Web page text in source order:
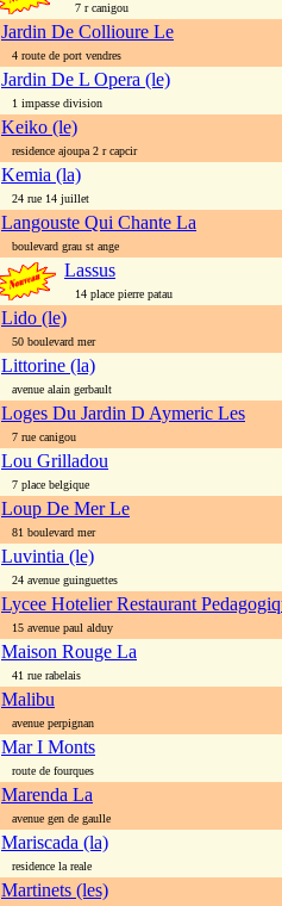
7 r canigou
Jardin De Collioure Le
4 route de port vendres
Jardin De L Opera (le)
1 impasse division
Keiko (le)
residence ajoupa 2 r capcir
Kemia (la)
24 rue 14 juillet
Langouste Qui Chante La
boulevard grau st ange
Lassus
14 place pierre patau
Lido (le)
50 boulevard mer
Littorine (la)
avenue alain gerbault
Loges Du Jardin D Aymeric Les
7 rue canigou
Lou Grilladou
7 place belgique
Loup De Mer Le
81 boulevard mer
Luvintia (le)
24 avenue guinguettes
Lycee Hotelier Restaurant
15 avenue paul alduy
Maison Rouge La
41 rue rabelais
Malibu
avenue perpignan
Mar I Monts
route de fourques
Marenda La
avenue gen de gaulle
Mariscada (la)
residence la reale
Martinets (les)